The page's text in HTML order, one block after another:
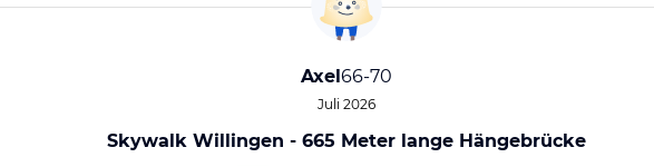
Axel66-70
Juli 2026
Skywalk Willingen - 665 Meter lange Hängebrücke